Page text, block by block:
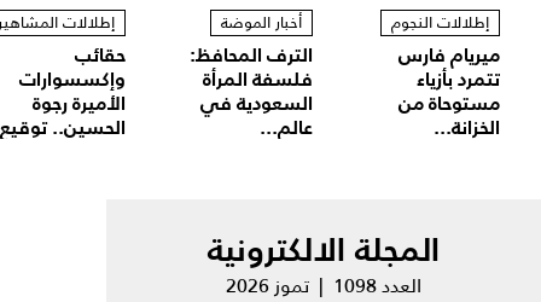
إطلالات النجوم
ميريام فارس
تتمرد بأزياء
مستوحاة من
الخزانة...
أخبار الموضة
الترف المحافظ:
فلسفة المرأة
السعودية في
عالم...
إطلالات
حقائب
وإكسسوارات
الأميرة رجوة
الحسين..
المجلة الالكترونية
العدد 1098 | تموز 2026